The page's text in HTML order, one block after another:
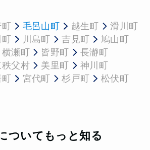
毛呂山町 越生町
滑川町
川島町 吉見町
鳩山町
横瀬町 皆野町
長瀞町
秩父村 美里町
神川町
宮代町 杉戸町 松伏町
ついてもっと知る